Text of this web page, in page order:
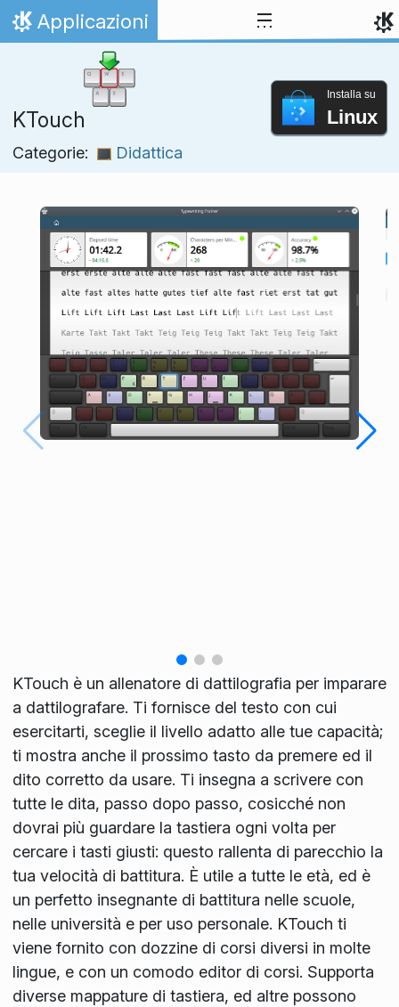
Passa al contenuto
Pagina iniziale
Applicazioni
KTouch
Categorie: Didattica
Installa su
Linux
KTouch è un allenatore di dattilografia per imparare
a dattilografare. Ti fornisce del testo con cui
esercitarti, sceglie il livello adatto alle tue capacità;
ti mostra anche il prossimo tasto da premere ed il
dito corretto da usare. Ti insegna a scrivere con
tutte le dita, passo dopo passo, cosicché non
dovrai più guardare la tastiera ogni volta per
cercare i tasti giusti: questo rallenta di parecchio la
tua velocità di battitura. È utile a tutte le età, ed è
un perfetto insegnante di battitura nelle scuole,
nelle università e per uso personale. KTouch ti
viene fornito con dozzine di corsi diversi in molte
lingue, e con un comodo editor di corsi. Supporta
diverse mappature di tastiera, ed altre possono